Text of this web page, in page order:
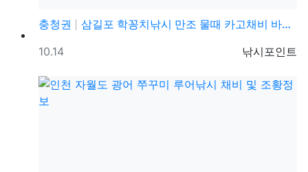
충청권
삼길포 학꽁치낚시 만조 물때 카고채비 바다낚시 조황정보
등록자
낚시포인트
등록일
10.14